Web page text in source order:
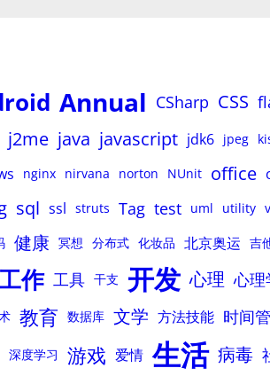
Annual CSharp CSS
j2me java javascript jdk6 jpeg
nginx nirvana norton NUnit office
sql ssl struts Tag test uml utility
健康 冥想 分布式 化妆品 北京奥运 吉
作 工具 干支 开发 心理 心理
教育 数据库 文学 方法技能 时间
深度学习 游戏 爱情 生活 病毒